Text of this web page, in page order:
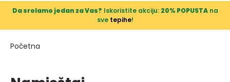
Da srolamo jedan za Vas? Iskoristite akciju: 20% POPUSTAna
sve tepihe!
Početna